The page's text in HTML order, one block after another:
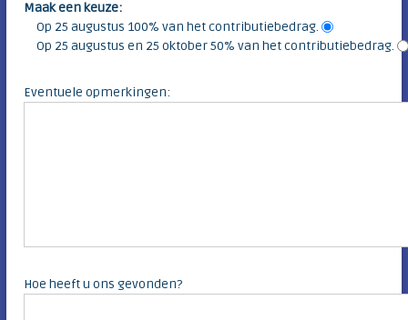
Maak een keuze:
Op 25 augustus 100% van het contributiebedrag.
Op 25 augustus en 25 oktober 50% van het contributiebedrag.
Eventuele opmerkingen:
Hoe heeft u ons gevonden?